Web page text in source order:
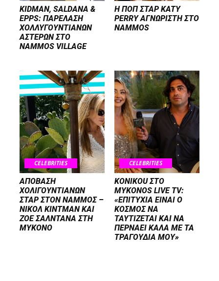
KIDMAN, SALDANA &
EPPS: ΠΑΡΕΛΑΣΗ
ΧΟΛΛΥΓΟΥΝΤΙΑΝΩΝ
ΑΣΤΕΡΩΝ ΣΤΟ
NAMMOS VILLAGE
H ΠΟΠ ΣΤΑΡ KATY
PERRY ΑΓΝΩΡΙΣΤΗ ΣΤΟ
NAMMOS
CELEBRITIES
ΑΠΟΒΑΣΗ
ΧΟΛΙΓΟΥΝΤΙΑΝΩΝ
ΣΤΑΡ ΣΤΟΝ NΑΜΜΟΣ –
ΝΙΚΟΛ ΚΙΝΤΜΑΝ ΚΑΙ
ΖΟΕ ΣΑΛΝΤΑΝΑ ΣΤΗ
ΜΥΚΟΝΟ
CELEBRITIES
KONIKOU ΣΤΟ
MYKONOS LIVE TV:
«ΕΠΙΤΥΧΙΑ ΕΙΝΑΙ Ο
ΚΟΣΜΟΣ ΝΑ
ΤΑΥΤΙΖΕΤΑΙ KAI ΝΑ
ΠΕΡΝΑΕΙ ΚΑΛΑ ΜΕ ΤΑ
ΤΡΑΓΟΥΔΙΑ ΜΟΥ»